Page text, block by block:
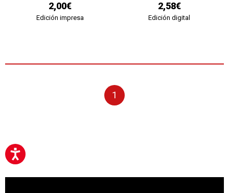
2,00€
Edición impresa
2,58€
Edición digital
1